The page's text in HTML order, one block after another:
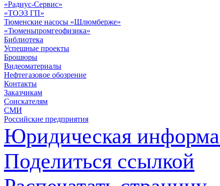
«Радиус-Сервис»
«ТОЭЗ ГП»
Тюменские насосы «Шлюмберже»
«Тюменьпромгеофизика»
Библиотека
Успешные проекты
Брошюры
Видеоматериалы
Нефтегазовое обозрение
Контакты
Заказчикам
Соискателям
СМИ
Российские предприятия
Юридическая
Поделиться ссылкой